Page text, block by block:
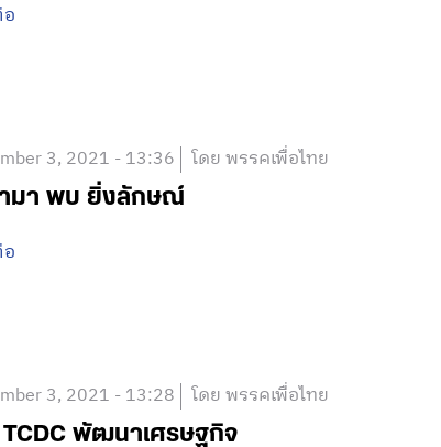
3, 2021 - 13:36 โดย พรรคเพื่อไทย
ามา พบ ยิ่งลักษณ์
3, 2021 - 13:28 โดย พรรคเพื่อไทย
TCDC พัฒนาเศรษฐกิจ